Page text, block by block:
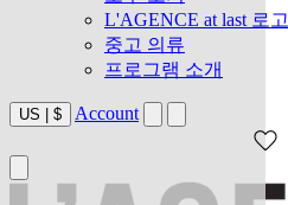
L'AGENCE at last 로고
중고 의류
프로그램 소개
US $ Account